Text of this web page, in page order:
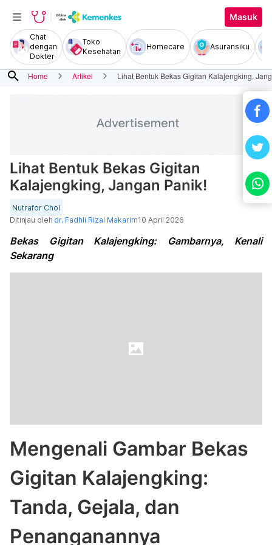
Masuk
Chat
dengan
Dokter
Toko
Kesehatan
Homecare Asuransiku
search Home Artikel Lihat Bentuk Bekas Gigitan Kalajengking,
Lihat Bentuk Bekas Gigitan
Kalajengking, Jangan Panik!
Nutrafor Chol
Ditinjau oleh dr. Fadhli Rizal Makarim10 April 2026
Bekas Gigitan Kalajengking: Gambarnya, Kenali
Sekarang
Mengenali Gambar Bekas
Gigitan Kalajengking:
Tanda, Gejala, dan
Penanganannya